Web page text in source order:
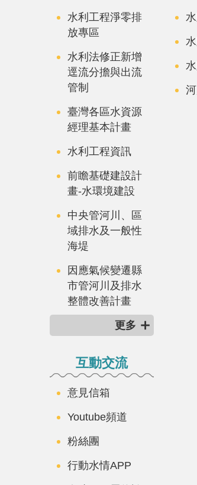
水利工程淨零排
放專區
水利法修正新增
逕流分擔與出流
管制
臺灣各區水資源
經理基本計畫
水利工程資訊
前瞻基礎建設計
畫-水環境建設
中央管河川、區
域排水及一般性
海堤
因應氣候變遷縣
市管河川及排水
整體改善計畫
更多
互動交流
意見信箱
Youtube頻道
粉絲團
行動水情APP